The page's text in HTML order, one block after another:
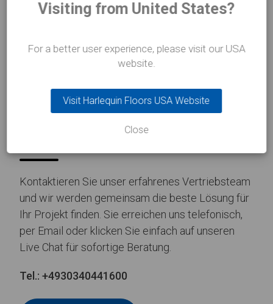
KONTAKTIEREN SIE UNS
Machen Sie denersten
Kontaktieren Sie unser erfahrenes Vertriebsteam
und wir werden gemeinsam die beste Lösung für
Ihr Projekt finden. Sie erreichen uns telefonisch,
per Email oder klicken Sie einfach auf unseren
Live Chat für sofortige Beratung.
Tel.: +4930340441600
Visiting from United States?
For a better user experience, please visit our USA
website.
Visit Harlequin Floors USA Website
Close